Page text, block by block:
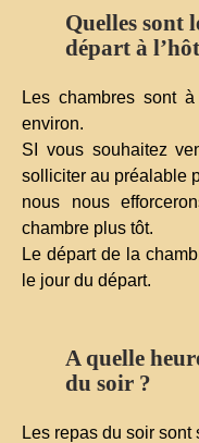
Quelles sont
départ à
Les chambres sont
environ.
SI vous souhaitez
solliciter au préalable
nous nous
chambre plus tôt.
Le départ de la
le jour du départ.
A quelle
du soir ?
Les repas du soir sont